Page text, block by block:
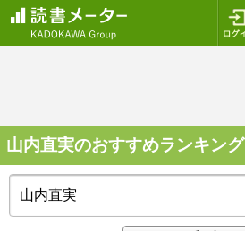
山内直実のおすすめランキング